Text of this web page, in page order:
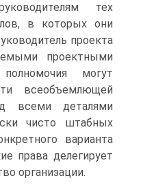
тех
в которых они
проекта
проектными
могут
всеобъемлющей
всеми деталями
чисто штабных
варианта
права делегирует
организации.